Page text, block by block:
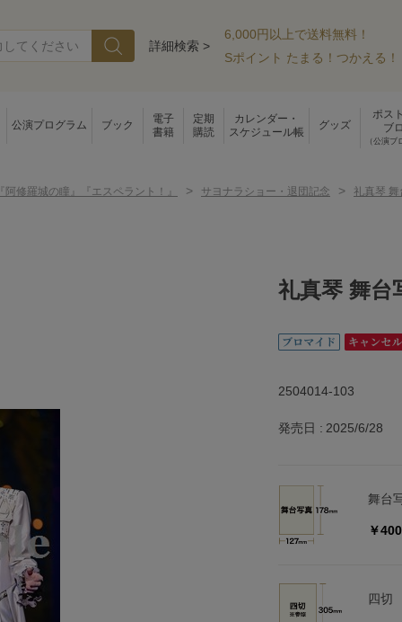
詳細検索 >
6,000円以上で送料無料！
Sポイント たまる！つかえる！
公演プログラム ブック
電子
書籍
定期
購読
カレンダー・
スケジュール帳
グッズ
ポス
ブ
（公演ブ
『阿修羅城の瞳』『エスペラント！』 > サヨナラショー・退団記念 > 礼真琴 舞
礼真琴 舞台
2504014-103
発売日 2025/6/28
舞台
￥400
四切